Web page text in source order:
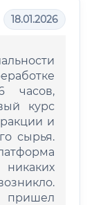
18.01.2026
часов,
курс
и
сырья.
пришел